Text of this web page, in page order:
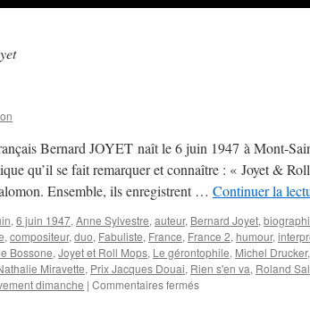
Bernard JOYET naît le 6 juin 1947 à Mont-
qu’il se fait remarquer et connaître : « Joyet &
Ensemble, ils enregistrent … Continuer la
, 6 juin 1947, Anne Sylvestre, auteur, Bernard Joyet,
, compositeur, duo, Fabuliste, France, France 2, humour,
Bossone, Joyet et Roll Mops, Le gérontophile, Michel Drucker,
Miravette, Prix Jacques Douai, Rien s'en va, Roland
dimanche | Commentaires ferméssur